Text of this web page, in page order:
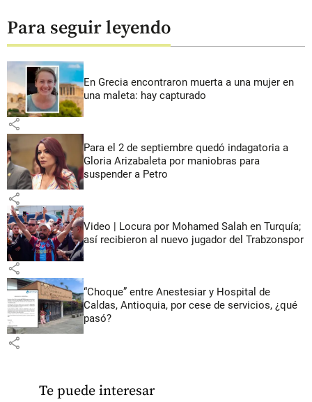
Para seguir leyendo
En Grecia encontraron muerta a una mujer en
una maleta: hay capturado
share
Para el 2 de septiembre quedó indagatoria a
Gloria Arizabaleta por maniobras para
suspender a Petro
share
Video | Locura por Mohamed Salah en Turquía;
así recibieron al nuevo jugador del Trabzonspor
share
“Choque” entre Anestesiar y Hospital de
Caldas, Antioquia, por cese de servicios, ¿qué
pasó?
share
Te puede interesar